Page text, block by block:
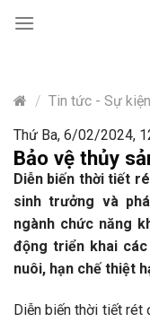
content
/ Tin tức - Sự kiện
Thứ Ba, 6/02/2024,
Bảo vệ thủy
Diễn biến thời tiết
sinh trưởng và
ngành chức năng
động triển khai
nuôi, hạn chế thiệt
Diễn biến thời tiết rét